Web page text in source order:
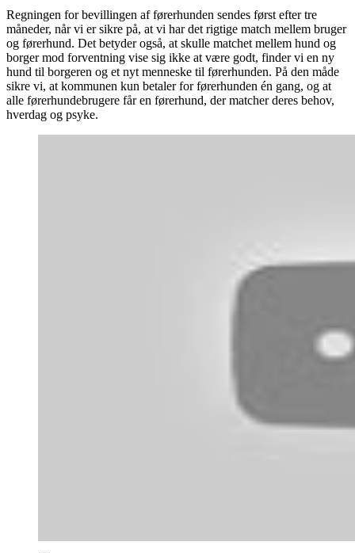
Regningen for bevillingen af førerhunden sendes først efter tre
måneder, når vi er sikre på, at vi har det rigtige match mellem bruger
og førerhund. Det betyder også, at skulle matchet mellem hund og
borger mod forventning vise sig ikke at være godt, finder vi en ny
hund til borgeren og et nyt menneske til førerhunden. På den måde
sikre vi, at kommunen kun betaler for førerhunden én gang, og at
alle førerhundebrugere får en førerhund, der matcher deres behov,
hverdag og psyke.